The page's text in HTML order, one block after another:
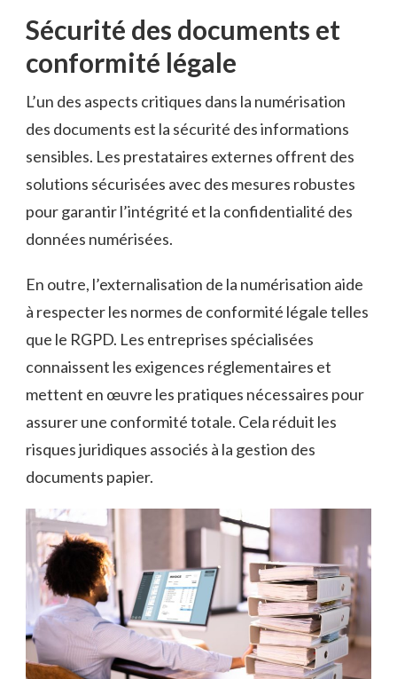
Sécurité des documents et
conformité légale
L’un des aspects critiques dans la numérisation
des documents est la sécurité des informations
sensibles. Les prestataires externes offrent des
solutions sécurisées avec des mesures robustes
pour garantir l’intégrité et la confidentialité des
données numérisées.
En outre, l’externalisation de la numérisation aide
à respecter les normes de conformité légale telles
que le RGPD. Les entreprises spécialisées
connaissent les exigences réglementaires et
mettent en œuvre les pratiques nécessaires pour
assurer une conformité totale. Cela réduit les
risques juridiques associés à la gestion des
documents papier.